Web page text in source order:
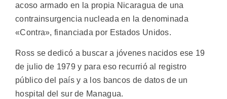
acoso armado en la propia Nicaragua de una
contrainsurgencia nucleada en la denominada
«Contra», financiada por Estados Unidos.
Ross se dedicó a buscar a jóvenes nacidos ese 19
de julio de 1979 y para eso recurrió al registro
público del país y a los bancos de datos de un
hospital del sur de Managua.